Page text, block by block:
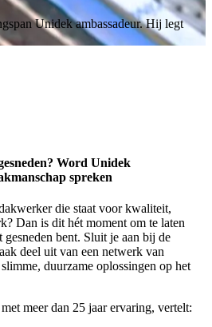
Unidek ambassadeur. Hij legt
Word Unidek
spreken
die staat voor kwaliteit,
Dan is dit hét moment om te laten
bent. Sluit je aan bij de
deel uit van een netwerk van
duurzame oplossingen op het
meer dan 25 jaar ervaring, vertelt: